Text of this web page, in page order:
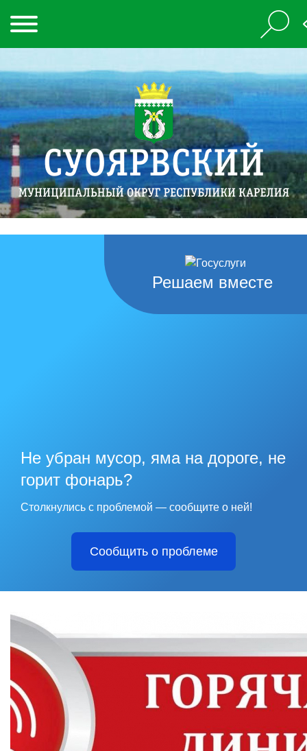
Решаем вместе
Не убран мусор, яма на дороге, не
горит фонарь?
Столкнулись с проблемой — сообщите о ней!
Сообщить о проблеме